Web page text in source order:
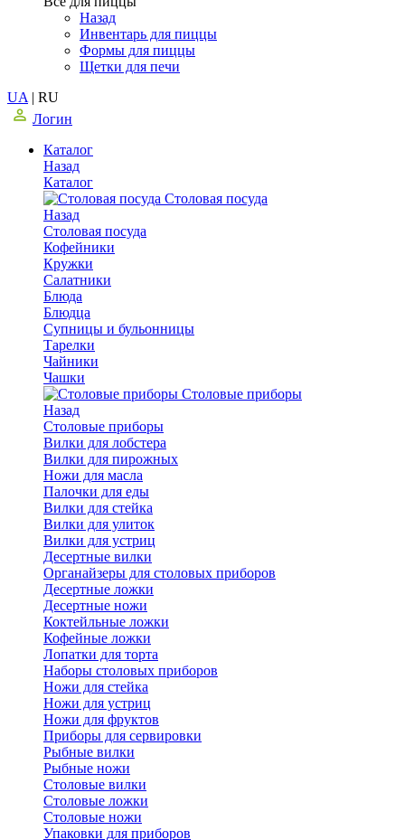
Назад
Инвентарь для пиццы
Формы для пиццы
Щетки для печи
UA | RU
Логин
Каталог
Назад
Каталог
Столовая посуда
Назад
Столовая посуда
Кофейники
Кружки
Салатники
Блюда
Блюдца
Супницы и бульонницы
Тарелки
Чайники
Чашки
Cтоловые приборы
Назад
Cтоловые приборы
Вилки для лобстера
Вилки для пирожных
Ножи для масла
Палочки для еды
Вилки для стейка
Вилки для улиток
Вилки для устриц
Десертные вилки
Органайзеры для столовых приборов
Десертные ложки
Десертные ножи
Коктейльные ложки
Кофейные ложки
Лопатки для торта
Наборы столовых приборов
Ножи для стейка
Ножи для устриц
Ножи для фруктов
Приборы для сервировки
Рыбные вилки
Рыбные ножи
Столовые вилки
Столовые ложки
Столовые ножи
Упаковки для приборов